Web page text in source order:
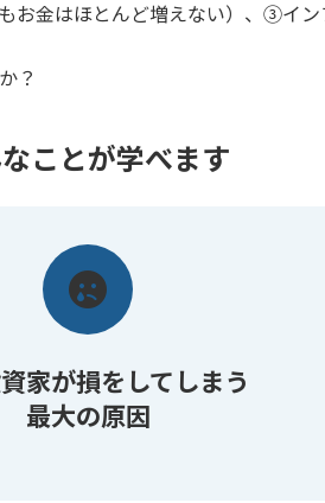
金はほとんど増えない）、③イ
？
ことが学べます
家が損をしてしまう
最大の原因